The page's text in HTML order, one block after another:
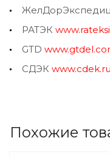
РАТЭК
GTD
СДЭК www.cdek.ru
Похожие